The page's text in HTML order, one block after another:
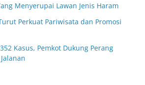
Menyerupai Lawan Jenis Haram
Perkuat Pariwisata dan Promosi
Kasus, Pemkot Dukung Perang